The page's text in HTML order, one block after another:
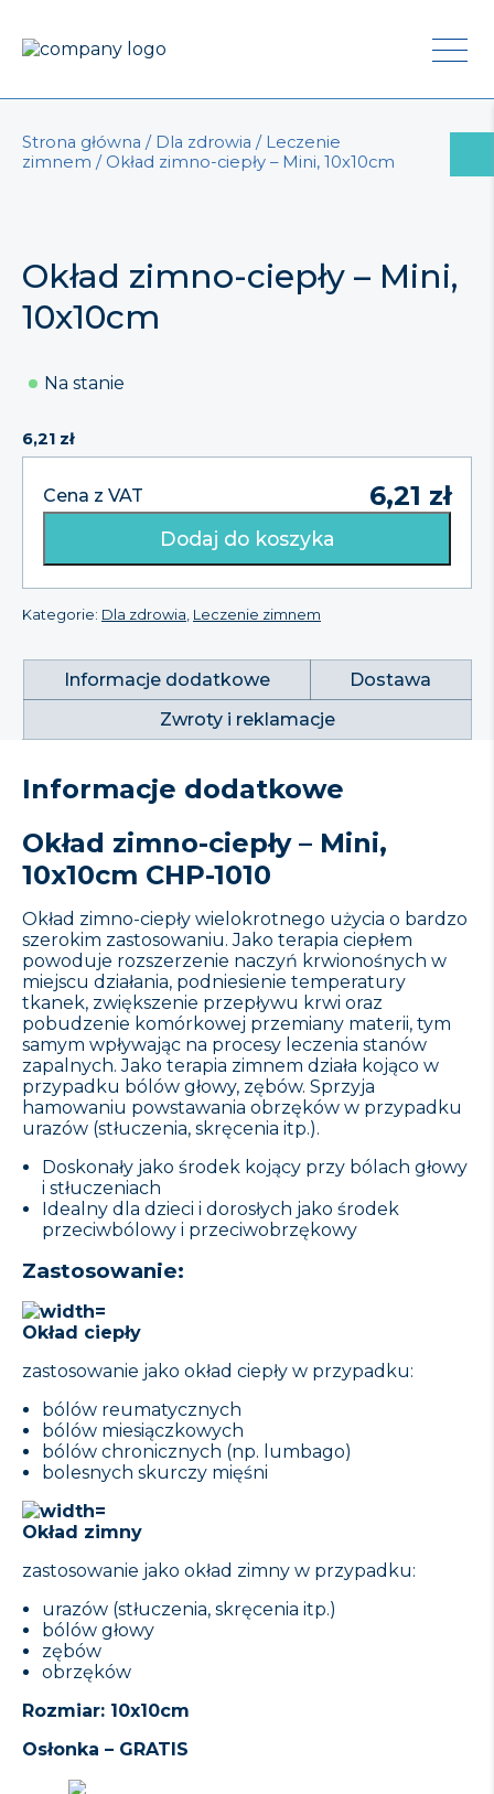
Strona główna / Dla zdrowia / Leczenie
zimnem / Okład zimno-ciepły – Mini, 10x10cm
Okład zimno-ciepły – Mini,
10x10cm
6,21 zł
Na stanie
Cena z VAT 6,21 zł
Dodaj do koszyka
Kategorie: Dla zdrowia Leczenie zimnem
Informacje dodatkowe
Dostawa
Zwroty i reklamacje
Informacje dodatkowe
Okład zimno-ciepły – Mini,
10x10cm CHP-1010
Okład zimno-ciepły wielokrotnego użycia o bardzo
szerokim zastosowaniu. Jako terapia ciepłem
powoduje rozszerzenie naczyń krwionośnych w
miejscu działania, podniesienie temperatury
tkanek, zwiększenie przepływu krwi oraz
pobudzenie komórkowej przemiany materii, tym
samym wpływając na procesy leczenia stanów
zapalnych. Jako terapia zimnem działa kojąco w
przypadku bólów głowy, zębów. Sprzyja
hamowaniu powstawania obrzęków w przypadku
urazów (stłuczenia, skręcenia itp.).
Doskonały jako środek kojący przy bólach głowy
i stłuczeniach
Idealny dla dzieci i dorosłych jako środek
przeciwbólowy i przeciwobrzękowy
Zastosowanie:
Okład ciepły
zastosowanie jako okład ciepły w przypadku:
bólów reumatycznych
bólów miesiączkowych
bólów chronicznych (np. lumbago)
bolesnych skurczy mięśni
Okład zimny
zastosowanie jako okład zimny w przypadku:
urazów (stłuczenia, skręcenia itp.)
bólów głowy
zębów
obrzęków
Rozmiar: 10x10cm
Osłonka – GRATIS